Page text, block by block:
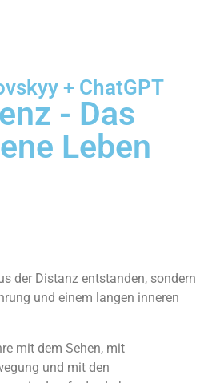
+ ChatGPT
- Das
Leben
der Distanz entstanden, sondern
und einem langen inneren
mit dem Sehen, mit
und mit den